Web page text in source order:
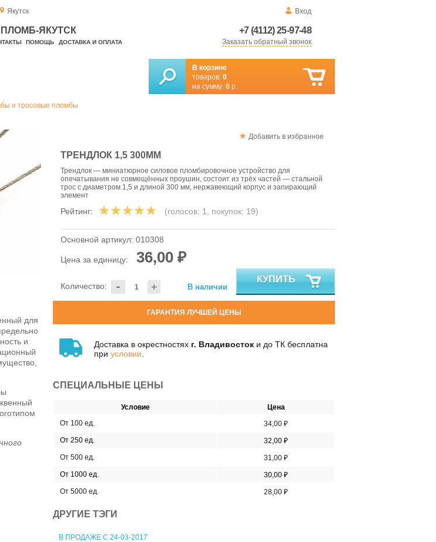
Якутск Вход
+7 (4112) 25-97-48
Заказать обратный звонок
ЯКУТСК
ПОМОЩЬ ДОСТАВКА И ОПЛАТА
В корзине
товаров: 0
на сумму: 0 р.
и тросовые пломбы
Добавить в избранное
ТРЕНДЛОК 1,5 300ММ
Трендлок — миниатюрное силовое пломбировочное устройство для
опечатывания не совмещённых проушин, состоит из трёх частей — стальной
трос с диаметром 1,5 и длиной 300 мм, нержавеющий корпус и запирающий
элемент
Рейтинг: (голосов: 1, покупок: 19)
Основной артикул: 010308
Цена за единицу: 36,00 ₽
- +
Количество: В наличии
КУПИТЬ
ГАРАНТИЯ ЛУЧШЕЙ ЦЕНЫ
Доставка в окрестностях г. Владивосток и до ТК бесплатна
при условии
СПЕЦИАЛЬНЫЕ ЦЕНЫ
Условие
Цена
От 100 ед.
34,00 ₽
От 250 ед.
32,00 ₽
От 500 ед.
31,00 ₽
От 1000 ед.
30,00 ₽
От 5000 ед.
28,00 ₽
ДРУГИЕ ТЭГИ
В ПРОДАЖЕ С 24-03-2017
для
и